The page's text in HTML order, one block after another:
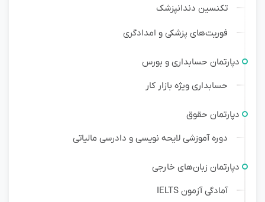
تکنسین دندانپزشک
فوریت‌های پزشکی و امدادگری
دپارتمان حسابداری و بورس
حسابداری ویژه بازار کار
دپارتمان حقوق
دوره آموزشی لایحه نویسی و دادرسی مالیاتی
دپارتمان زبان‌های خارجی
آمادگی آزمون IELTS